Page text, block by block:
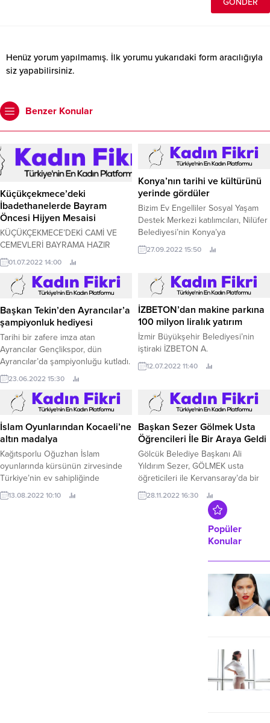
Henüz yorum yapılmamış. İlk yorumu yukarıdaki form aracılığıyla
siz yapabilirsiniz.
Benzer Konular
Küçükçekmece’deki
İbadethanelerde Bayram
Öncesi Hijyen Mesaisi
KÜÇÜKÇEKMECE’DEKİ CAMİ VE
CEMEVLERİ BAYRAMA HAZIR
Küçükçekmece Belediyesi, Kurban
Bayramı’na sayılı günler kala,
ilçedeki tüm ibadethanelerde
hummalı bir temizlik çalışması
başlattı.
01.07.2022 14:00
Konya’nın tarihi ve kültürünü
yerinde gördüler
Bizim Ev Engelliler Sosyal Yaşam
Destek Merkezi katılımcıları, Nilüfer
Belediyesi’nin Konya’ya
düzenlediği kültür gezisinde,
kentin tarihi ve turistik mekânlarını
27.09.2022 15:50
Başkan Tekin’den Ayrancılar’a
şampiyonluk hediyesi
Tarihi bir zafere imza atan
Ayrancılar Gençlikspor, dün
Ayrancılar’da şampiyonluğu kutladı.
23.06.2022 15:30
İZBETON’dan makine parkına
100 milyon liralık yatırım
İzmir Büyükşehir Belediyesi’nin
iştiraki İZBETON A.
12.07.2022 11:40
İslam Oyunlarından Kocaeli’ne
altın madalya
Kağıtsporlu Oğuzhan İslam
oyunlarında kürsünün zirvesinde
Türkiye’nin ev sahipliğinde
Konya’da düzenlenen 5.
13.08.2022 10:10
Başkan Sezer Gölmek Usta
Öğrencileri İle Bir Araya Geldi
Gölcük Belediye Başkanı Ali
Yıldırım Sezer, GÖLMEK usta
öğreticileri ile Kervansaray’da bir
araya geldi.
28.11.2022 16:30
Popüler
Konular